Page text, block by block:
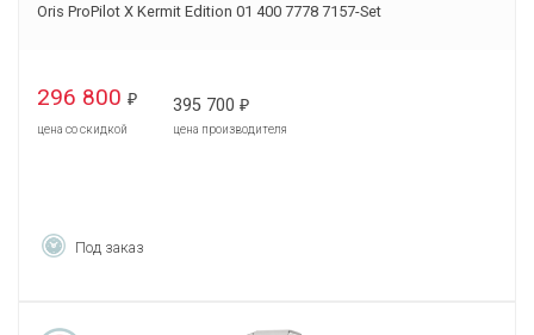
Oris ProPilot X Kermit Edition 01 400 7778 7157-Set
296 800 ₽
цена со скидкой
395 700 ₽
цена производителя
Под заказ